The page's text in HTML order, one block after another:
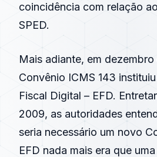
coincidência com relação
SPED.
Mais adiante, em dezembro
Convênio ICMS 143
Fiscal Digital – EFD.
2009, as autoridades
seria necessário um novo
EFD nada mais era que